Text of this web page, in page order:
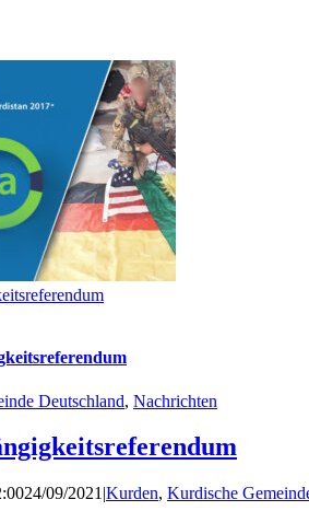
Deutschland, Nachrichten
24/09/2021 |Kurden, Kurdische